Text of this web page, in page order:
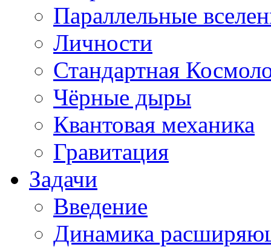
Параллельные
Личности
Стандартная
Чёрные дыры
Квантовая механика
Гравитация
Задачи
Введение
Динамика